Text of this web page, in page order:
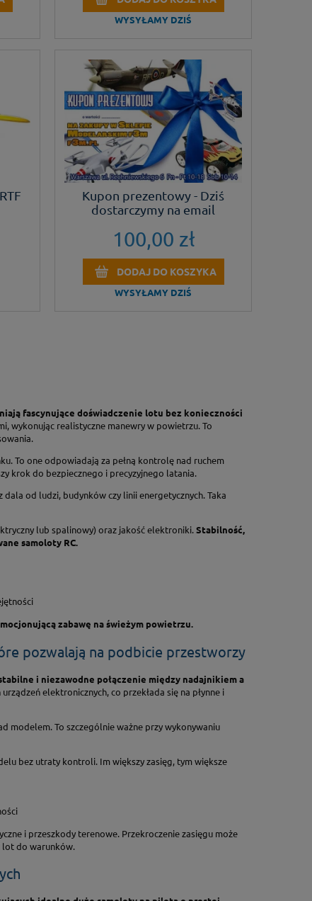
WYSYŁAMY DZIŚ
Kupon prezentowy - Dziś
dostarczymy na email
100,00 zł
DODAJ DO KOSZYKA
WYSYŁAMY DZIŚ
fascynujące doświadczenie lotu bez konieczności
wykonując realistyczne manewry w powietrzu. To
To one odpowiadają za pełną kontrolę nad ruchem
krok do bezpiecznego i precyzyjnego latania.
od ludzi, budynków czy linii energetycznych. Taka
lub spalinowy) oraz jakość elektroniki.Stabilność,
samoloty RC.
zabawę na świeżym powietrzu.
pozwalają na podbicie przestworzy
i niezawodne połączenie między nadajnikiem a
elektronicznych, co przekłada się na płynne i
modelem. To szczególnie ważne przy wykonywaniu
bez utraty kontroli. Im większy zasięg, tym większe
i przeszkody terenowe. Przekroczenie zasięgu może
do warunków.